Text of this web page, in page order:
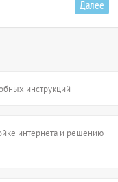
Далее
инструкций
интернета и решению